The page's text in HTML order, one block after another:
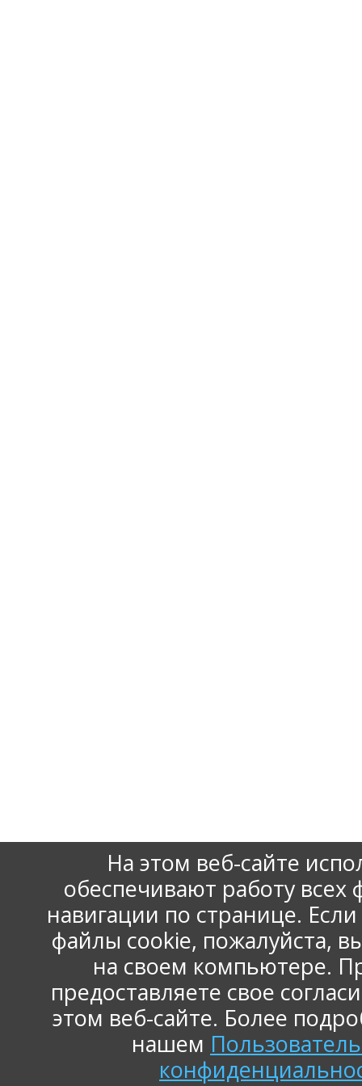
Контактная информация
www.np-ace.ru
На этом веб-сайте
обеспечивают работу
навигации по странице.
файлы cookie, пожалуйста,
на своем компьютере.
предоставляете свое
этом веб-сайте. Более
нашем